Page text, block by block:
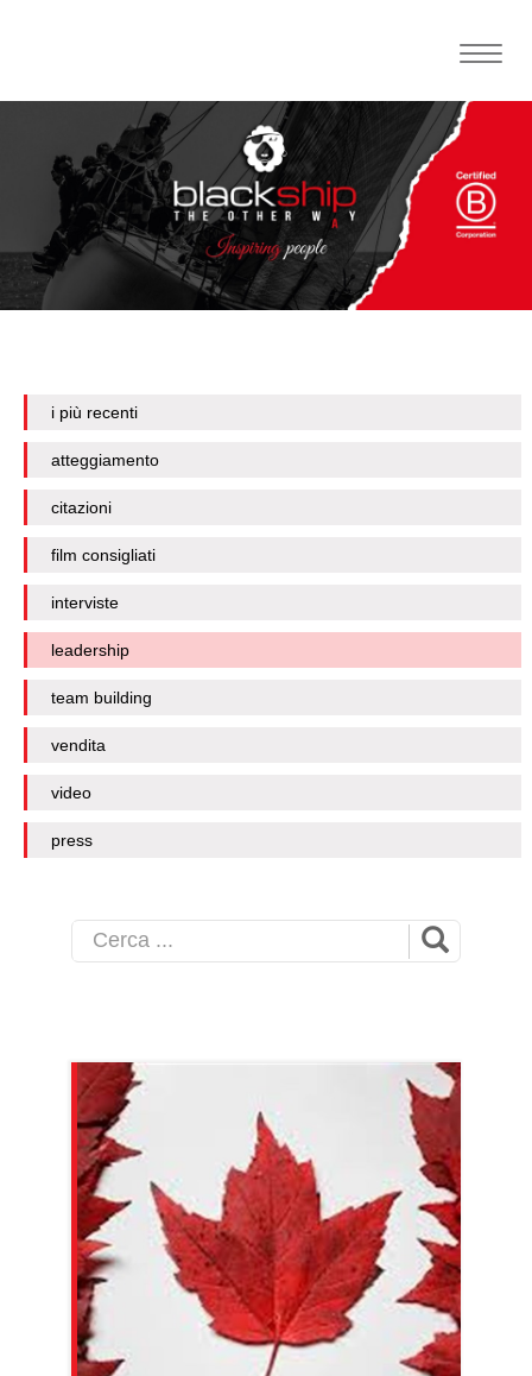
Toggle
i più recenti
atteggiamento
citazioni
film consigliati
interviste
leadership
team building
vendita
video
press